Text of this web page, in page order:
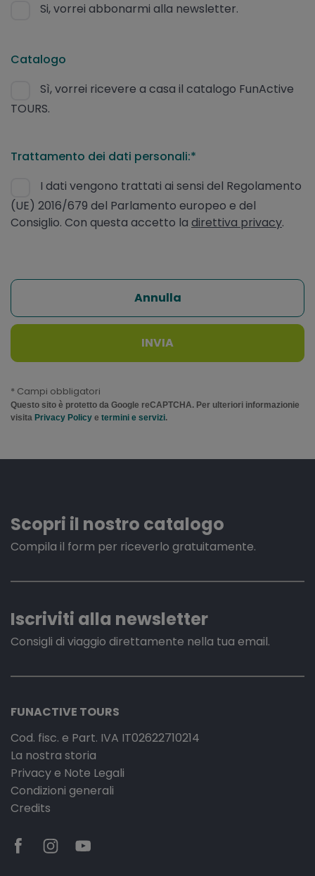
Si, vorrei abbonarmi alla newsletter.
Catalogo
Sì, vorrei ricevere a casa il catalogo FunActive
TOURS.
Trattamento dei dati personali:*
I dati vengono trattati ai sensi del Regolamento
(UE) 2016/679 del Parlamento europeo e del
Consiglio. Con questa accetto la direttiva privacy.
Annulla
INVIA
* Campi obbligatori
Questo sito è protetto da Google reCAPTCHA. Per ulteriori informazionie
visita Privacy Policy e termini e servizi.
Scopri il nostro catalogo
Compila il form per riceverlo gratuitamente.
Iscriviti alla newsletter
Consigli di viaggio direttamente nella tua email.
FUNACTIVE TOURS
Cod. fisc. e Part. IVA IT02622710214
La nostra storia
Privacy e Note Legali
Condizioni generali
Credits